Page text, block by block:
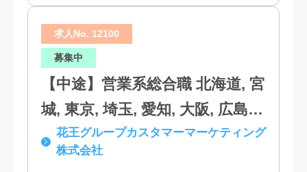
分, 宮崎, 佐賀, 沖縄
求人No. 12100
募集中
【中途】営業系総合職 北海道, 宮
城, 東京, 埼玉, 愛知, 大阪, 広島,
福岡花王グループカスタマーマーケティング
株式会社